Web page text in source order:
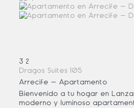
3 2
Dragos Suites 105
Arrecife - Apartamento
Bienvenido a tu hogar en
moderno y luminoso